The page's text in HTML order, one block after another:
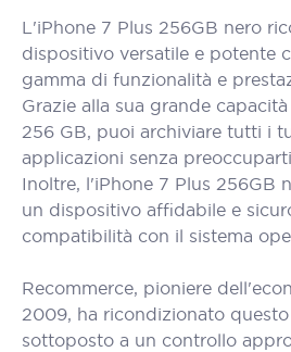
L'iPhone 7 Plus 256GB nero
dispositivo versatile e potente
gamma di funzionalità e
Grazie alla sua grande
256 GB, puoi archiviare tutti i
applicazioni senza
Inoltre, l'iPhone 7 Plus 256GB
un dispositivo affidabile e
compatibilità con il sistema
Recommerce, pioniere
2009, ha ricondizionato
sottoposto a un controllo